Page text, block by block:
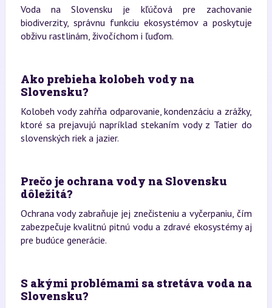
Voda na Slovensku je kľúčová pre zachovanie
biodiverzity, správnu funkciu ekosystémov a poskytuje
obživu rastlinám, živočíchom i ľuďom.
Ako prebieha kolobeh vody na
Slovensku?
Kolobeh vody zahŕňa odparovanie, kondenzáciu a zrážky,
ktoré sa prejavujú napríklad stekaním vody z Tatier do
slovenských riek a jazier.
Prečo je ochrana vody na Slovensku
dôležitá?
Ochrana vody zabraňuje jej znečisteniu a vyčerpaniu, čím
zabezpečuje kvalitnú pitnú vodu a zdravé ekosystémy aj
pre budúce generácie.
S akými problémami sa stretáva voda na
Slovensku?